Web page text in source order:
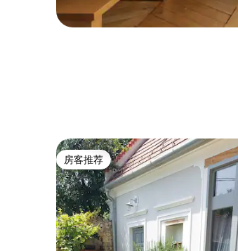
房客推荐
房客推荐